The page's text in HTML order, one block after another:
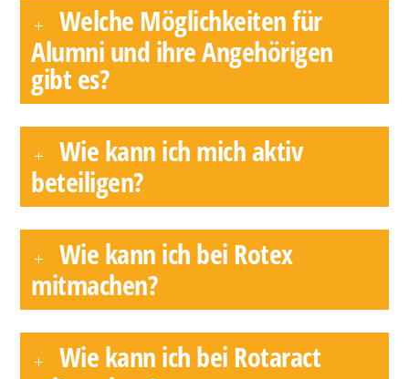
Welche Möglichkeiten für
Alumni und ihre Angehörigen
gibt es?
Wie kann ich mich aktiv
beteiligen?
Wie kann ich bei Rotex
mitmachen?
Wie kann ich bei Rotaract